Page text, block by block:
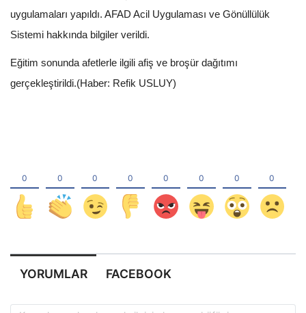
uygulamaları yapıldı. AFAD Acil Uygulaması ve Gönüllülük
Sistemi hakkında bilgiler verildi.
Eğitim sonunda afetlerle ilgili afiş ve broşür dağıtımı
gerçekleştirildi.(Haber: Refik USLUY)
YORUMLAR FACEBOOK